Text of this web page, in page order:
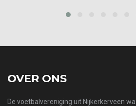
OVER ONS
De voetbalvereniging uit Nijkerkerveen